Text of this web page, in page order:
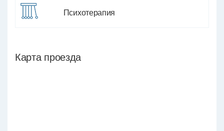
Психотерапия
Карта проезда